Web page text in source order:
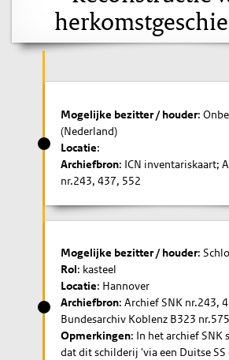
Mogelijke bezitter / houder:
(Nederland)
Locatie:
Archiefbron: ICN inventariskaart;
nr.243, 437, 552
Mogelijke bezitter / houder:
Rol: kasteel
Locatie: Hannover
Archiefbron: Archief SNK nr.243,
Bundesarchiv Koblenz B323 nr.575
Opmerkingen: In het archief SNK
dat dit schilderij 'via een Duitse